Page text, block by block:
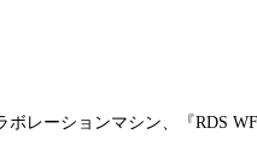
レーションマシン、『RDS